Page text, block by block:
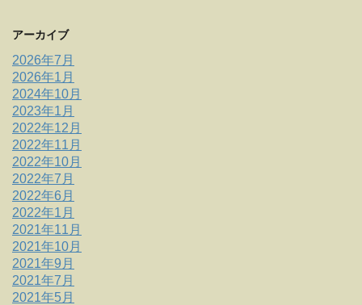
アーカイブ
2026年7月
2026年1月
2024年10月
2023年1月
2022年12月
2022年11月
2022年10月
2022年7月
2022年6月
2022年1月
2021年11月
2021年10月
2021年9月
2021年7月
2021年5月